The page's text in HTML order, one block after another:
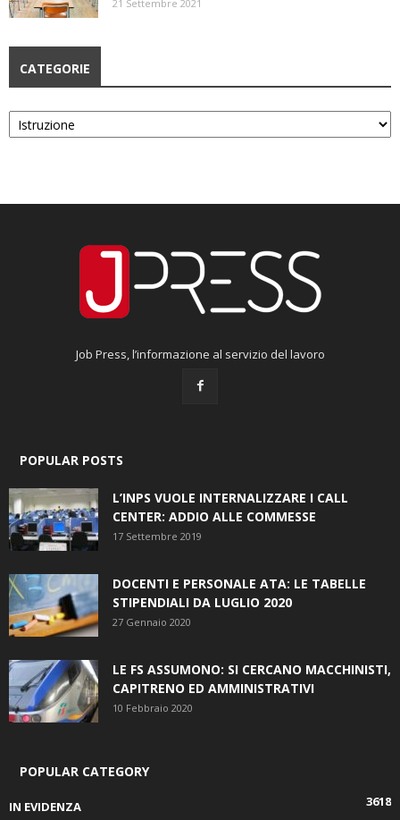
21 Settembre 2021
CATEGORIE
Categorie
Job Press, l’informazione al servizio del lavoro
POPULAR POSTS
L’INPS VUOLE INTERNALIZZARE I CALL
CENTER: ADDIO ALLE COMMESSE
17 Settembre 2019
DOCENTI E PERSONALE ATA: LE TABELLE
STIPENDIALI DA LUGLIO 2020
27 Gennaio 2020
LE FS ASSUMONO: SI CERCANO MACCHINISTI,
CAPITRENO ED AMMINISTRATIVI
10 Febbraio 2020
POPULAR CATEGORY
IN EVIDENZA 3618